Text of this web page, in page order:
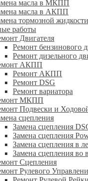
масла в МКПП
масла в АКПП
тормозной жидкости
работы
Двигателя
Ремонт бензинового
Ремонт дизельного
АКПП
Ремонт АКПП
Ремонт DSG
Ремонт вариатора
МКПП
Подвески и
сцепления
Замена сцепления
Замена сцепления
Замена сцепления в
Замена сцепления во
Сцепления
Рулевого